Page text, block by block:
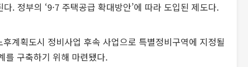
. 정부의 ‘9·7 주택공급 확대방안’에 따라 도입된 제도다.
계획도시 정비사업 후속 사업으로 특별정비구역에 지정될
를 구축하기 위해 마련됐다.